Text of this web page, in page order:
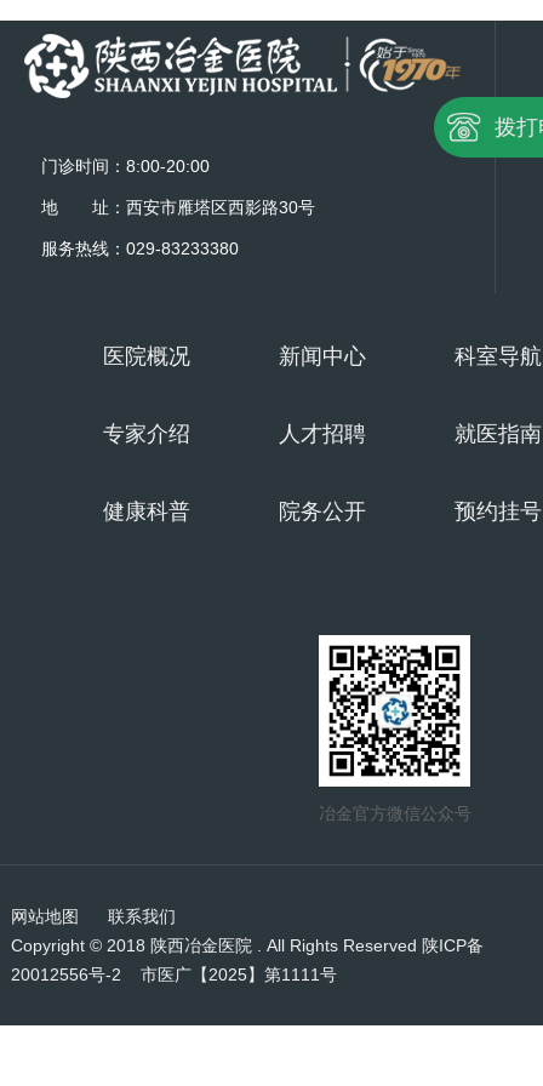
门诊时间：8:00-20:00
地 址：西安市雁塔区西影路30号
服务热线：029-83233380
医院概况 新闻中心 科室导航
专家介绍 人才招聘 就医指南
健康科普 院务公开 预约挂号
冶金官方微信公众号
网站地图
联系我们
Copyright © 2018 陕西冶金医院 . All Rights Reserved 陕ICP备
20012556号-2
市医广【2025】第1111号
拨